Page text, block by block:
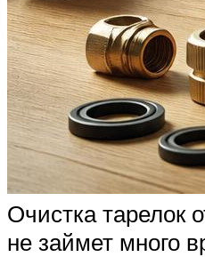
Очистка тарелок
не займет много